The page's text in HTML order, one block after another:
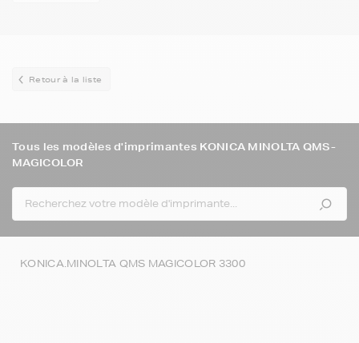
Retour à la liste
Tous les modèles d'imprimantes KONICA MINOLTA QMS-
MAGICOLOR
KONICA.MINOLTA QMS MAGICOLOR 3300